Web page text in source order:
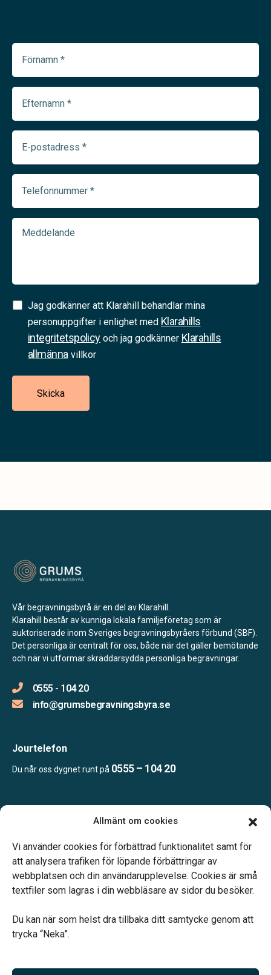
Allmänt om cookies
Vi använder cookies för förbättrad funktionalitet samt för
att analysera trafiken för löpande förbättringar av
webbplatsen och din användarupplevelse. Cookies är små
textfiler som lagras i din webbläsare av sidor du besöker.
Du kan när som helst dra tillbaka ditt samtycke genom att
trycka “Neka”.
Förnamn
(Required)
Efternamn
(Required)
E-
postadress
(Required)
Telefonnummer
(Required)
Meddelande
Samtycke
(Required)
Jag godkänner att Klarahill behandlar mina
personuppgifter i enlighet med Klarahills
integritetspolicyoch jag godkänner Klarahills
allmänna villkor
Skicka
Vår begravningsbyrå är en del av Klarahill.
Klarahill består av kunniga lokala familjeföretag som är
auktoriserade inom Sveriges begravningsbyråers förbund (SBF).
Det personliga är centralt för oss, både när det gäller bemötande
och när vi utformar skräddarsydda personliga begravningar.
0555 - 104 20
info@grumsbegravningsbyra.se
Jourtelefon
Du når oss dygnet runt på 0555 – 104 20
Telefonjour dygnet runt.
Vårt systerbolag Verahill hjälper dig med familjejuridiken –